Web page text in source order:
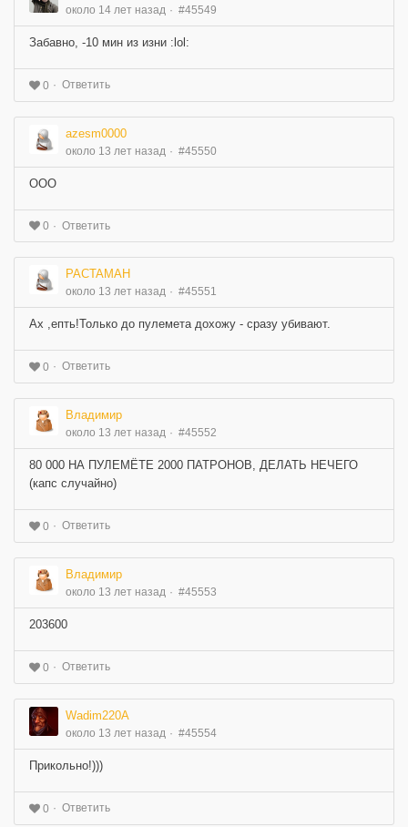
около 14 лет назад #45549
Забавно, -10 мин из изни :lol:
0 Ответить
azesm0000
около 13 лет назад #45550
ООО
0 Ответить
PACTAMAH
около 13 лет назад #45551
Ах ,епть!Только до пулемета дохожу - сразу убивают.
0 Ответить
Владимир
около 13 лет назад #45552
80 000 НА ПУЛЕМЁТЕ 2000 ПАТРОНОВ, ДЕЛАТЬ НЕЧЕГО
(капс случайно)
0 Ответить
Владимир
около 13 лет назад #45553
203600
0 Ответить
Wadim220A
около 13 лет назад #45554
Прикольно!)))
0 Ответить